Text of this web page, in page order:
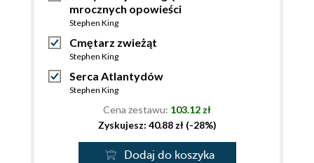
mrocznych opowieści
Stephen King
Cmętarz zwieżąt
Stephen King
Serca Atlantydów
Stephen King
Cena zestawu: 103.12 zł
Zyskujesz: 40.88 zł (-28%)
Dodaj do koszyka